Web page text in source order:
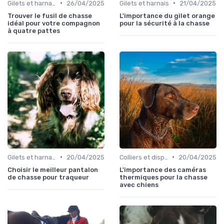
•
26/04/2025
Trouver le fusil de chasse
idéal pour votre compagnon
à quatre pattes
Gilets et harnais •
21/04/2025
L'importance du gilet orange
pour la sécurité à la chasse
•
20/04/2025
Choisir le meilleur pantalon
de chasse pour traqueur
•
20/04/2025
L'importance des caméras
thermiques pour la chasse
avec chiens